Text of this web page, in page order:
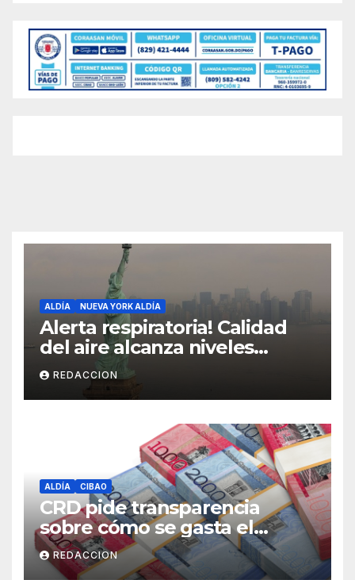
ALDÍA NUEVA YORK ALDÍA
Alerta respiratoria! Calidad
del aire alcanza niveles
peligrosos en NYC
REDACCION
ALDÍA CIBAO
CRD pide transparencia
sobre cómo se gasta el
dinero del Seguro Familiar de
Salud
REDACCION